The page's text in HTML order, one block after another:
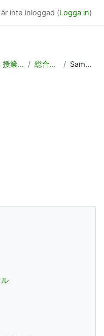
inte inloggad (Logga in)
教務課：授業計画，時間割作成 総合文化コース Sammanfattning